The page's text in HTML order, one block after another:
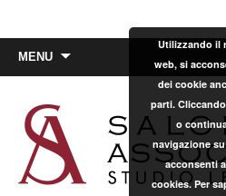
MENU
Utilizzando il
web, si
dei cookie
parti.
o
navigazione
acconsenti
cookies. Per